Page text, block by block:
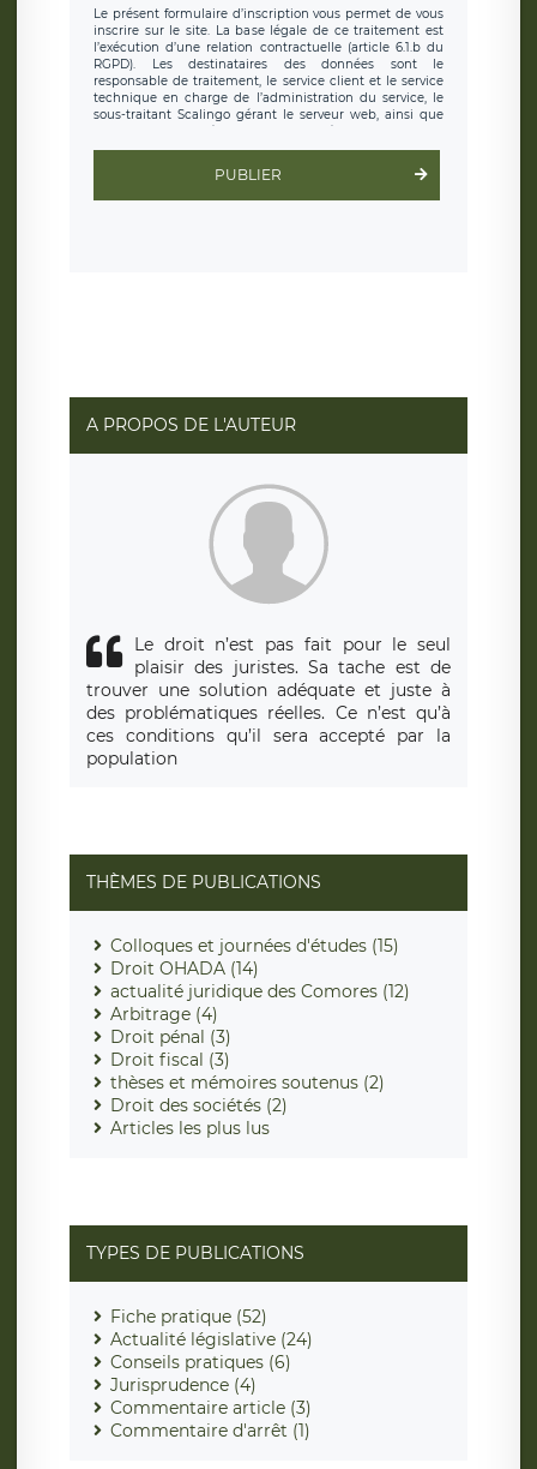
Le présent formulaire d’inscription vous permet de vous
inscrire sur le site. La base légale de ce traitement est
l’exécution d’une relation contractuelle (article 6.1.b du
RGPD). Les destinataires des données sont le
responsable de traitement, le service client et le service
technique en charge de l’administration du service, le
sous-traitant Scalingo gérant le serveur web, ainsi que
d’inscription est hébergé sur un serveur hébergé par
clauses de
protection conformes au RGPD
. Les données collectées
sont conservées jusqu’à ce que l’Internaute en sollicite la
rue Léopold Sédar Senghor, joignable à l’adresse mail :
responsabledetraitement@legavox.fr. Vous avez
également le droit d’introduire une réclamation auprès
d’une autorité de contrôle.
PUBLIER
A PROPOS DE L'AUTEUR
Le droit n’est pas fait pour le seul
plaisir des juristes. Sa tache est de
trouver une solution adéquate et juste à
des problématiques réelles. Ce n’est qu’à
ces conditions qu’il sera accepté par la
population
THÈMES DE PUBLICATIONS
Colloques et journées d'études (15)
Droit OHADA (14)
actualité juridique des Comores (12)
Arbitrage (4)
Droit pénal (3)
Droit fiscal (3)
thèses et mémoires soutenus (2)
Droit des sociétés (2)
Articles les plus lus
TYPES DE PUBLICATIONS
Fiche pratique (52)
Actualité législative (24)
Conseils pratiques (6)
Jurisprudence (4)
Commentaire article (3)
Commentaire d'arrêt (1)